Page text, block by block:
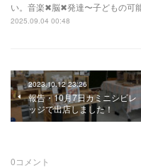
い。音楽✖︎脳✖︎発達〜子どもの可
2025.09.04 00:48
2023.10.12 23:26
報告・10月7日カミニシビレ
ッジで出店しました！
0コメント